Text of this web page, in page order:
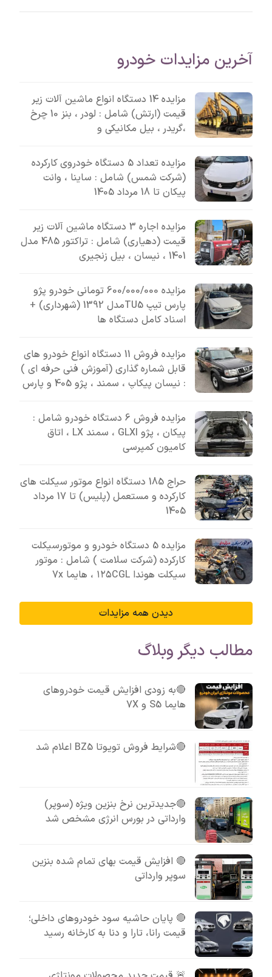
آخرین مزایدات خودرو
مزایده 14 دستگاه انواع ماشین آلات زیر
قیمت (ارتش) شامل : لودر ، بنز 10 چرخ
،گریدر ، بیل مکانیکی و
مزایده تعداد 5 دستگاه خودروی کارکرده
(شرکت شمس) شامل : ساینا ، وانت
پیکان تا 18 مرداد 1405
مزایده اجاره 3 دستگاه ماشین آلات زیر
قیمت (دهیاری) شامل : تراکتور 485 مدل
1401 ، نیسان ، بیل زنجیری
مزایده 600/000/000 تومانی خودرو پژو
پارس تیپ TU5مدل 1392 (شهرداری) +
اسناد کامل دستگاه ها
مزایده فروش 11 دستگاه انواع خودرو های
قابل شماره گذاری (آموزش فنی حرفه ای )
: نیسان پیکاپ ، سمند ، پژو 405 و پارس
مزایده فروش 6 دستگاه خودرو شامل :
پیکان ، پژو GLXI ، سمند LX ، اتاق
کامیون کمپرسی
حراج 185 دستگاه انواع موتور سیکلت های
کارکرده و مستعمل (پلیس) تا 17 مرداد
1405
مزایده 5 دستگاه خودرو و موتورسیکلت
کارکرده (شرکت سلامت ) شامل : موتور
سیکلت هوندا ۱۲۵CGL ، هایما 7x
دیدن همه مزایدات
مطالب دیگر وبلاگ
🔴به زودی افزایش قیمت خودروهای
هایما S5 و 7X
🔴شرایط فروش تویوتا BZ5 اعلام شد
🔴جدیدترین نرخ بنزین ویژه (سوپر)
وارداتی در بورس انرژی مشخص شد
🔴 افزایش قیمت بهای تمام شده بنزین
سوپر وارداتی
🔴 پایان حاشیه سود خودروهای داخلی؛
قیمت رانا، تارا و دنا به کارخانه رسید